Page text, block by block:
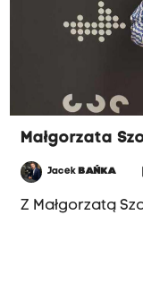
Małgorzata
Jacek BAŃKA
Z Małgorzatą